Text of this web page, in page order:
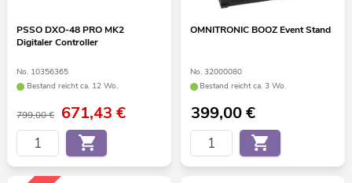
PSSO DXO-48 PRO MK2
Digitaler Controller
No. 10356365
Bestand reicht ca. 12 Wo.
799,00 € 671,43€
OMNITRONIC BOOZ Event Stand
No. 32000080
Bestand reicht ca. 3 Wo.
399,00€